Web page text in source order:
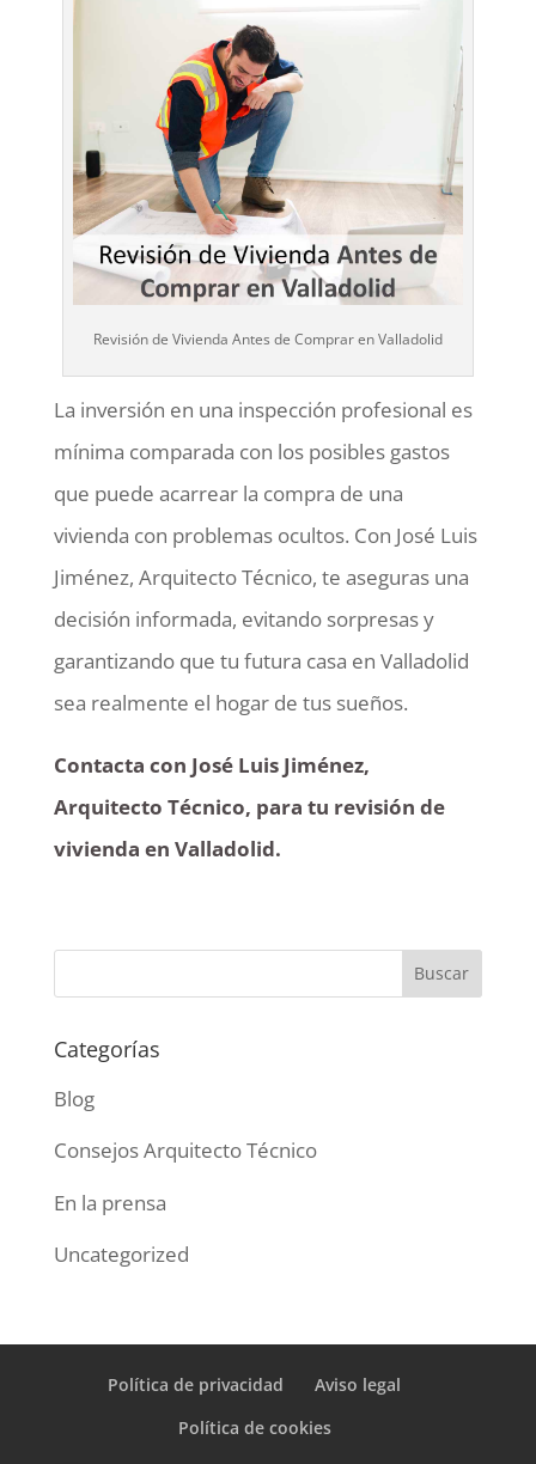
Revisión de Vivienda Antes de Comprar en Valladolid
La inversión en una inspección profesional es
mínima comparada con los posibles gastos
que puede acarrear la compra de una
vivienda con problemas ocultos. Con José Luis
Jiménez, Arquitecto Técnico, te aseguras una
decisión informada, evitando sorpresas y
garantizando que tu futura casa en Valladolid
sea realmente el hogar de tus sueños.
Contacta con José Luis Jiménez,
Arquitecto Técnico, para tu revisión de
vivienda en Valladolid.
Categorías
Blog
Consejos Arquitecto Técnico
En la prensa
Uncategorized
Política de privacidad
Aviso legal
Política de cookies